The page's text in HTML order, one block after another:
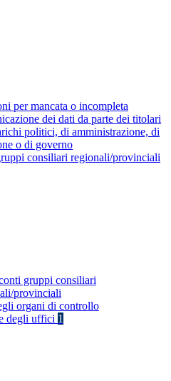
per mancata o incompleta
dei dati da parte dei titolari
politici, di amministrazione, di
o di governo
consiliari regionali/provinciali
gruppi consiliari
provinciali
organi di controllo
degli uffici 1